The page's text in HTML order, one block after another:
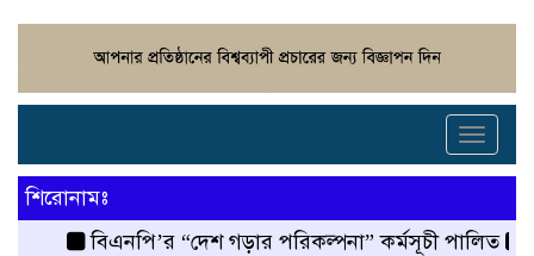
Toggle
শিরোনামঃ
বিএনপি’র “দেশ গড়ার পরিকল্পনা” কর্মসূচী পালিত
রংপুর